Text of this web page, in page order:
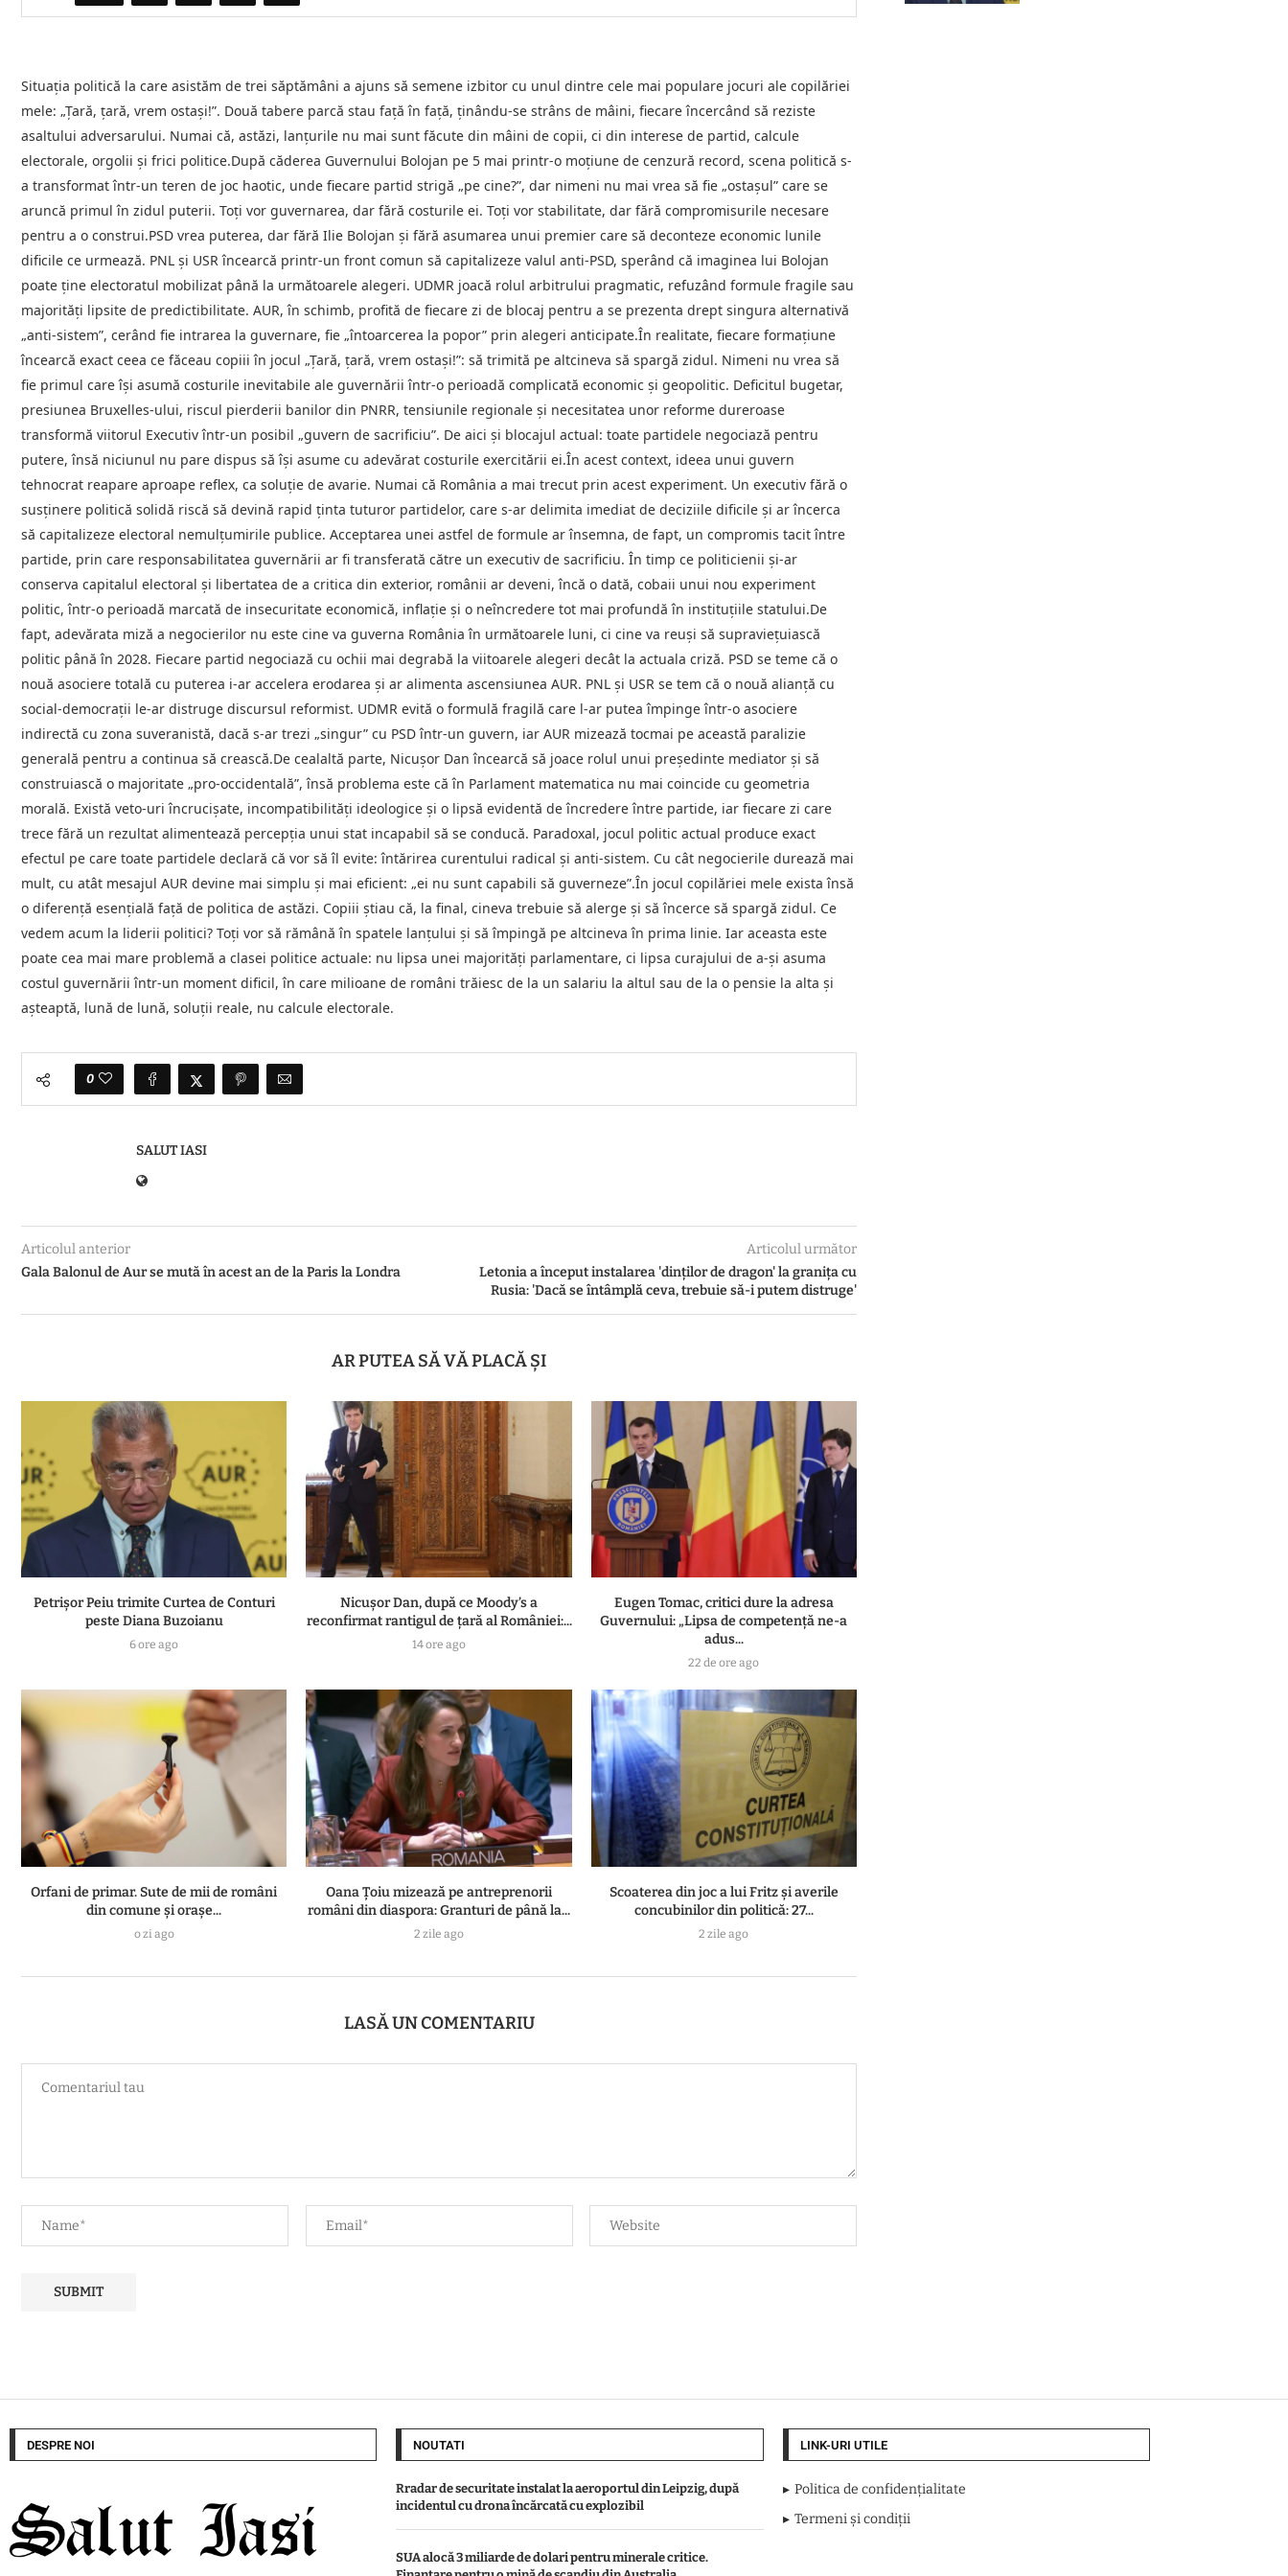
Situația politică la care asistăm de trei săptămâni a ajuns să semene izbitor cu unul dintre cele mai populare jocuri ale copilăriei
mele: „Țară, țară, vrem ostași!”. Două tabere parcă stau față în față, ținându-se strâns de mâini, fiecare încercând să reziste
asaltului adversarului. Numai că, astăzi, lanțurile nu mai sunt făcute din mâini de copii, ci din interese de partid, calcule
electorale, orgolii și frici politice.După căderea Guvernului Bolojan pe 5 mai printr-o moțiune de cenzură record, scena politică s-
a transformat într-un teren de joc haotic, unde fiecare partid strigă „pe cine?”, dar nimeni nu mai vrea să fie „ostașul” care se
aruncă primul în zidul puterii. Toți vor guvernarea, dar fără costurile ei. Toți vor stabilitate, dar fără compromisurile necesare
pentru a o construi.PSD vrea puterea, dar fără Ilie Bolojan și fără asumarea unui premier care să deconteze economic lunile
dificile ce urmează. PNL și USR încearcă printr-un front comun să capitalizeze valul anti-PSD, sperând că imaginea lui Bolojan
poate ține electoratul mobilizat până la următoarele alegeri. UDMR joacă rolul arbitrului pragmatic, refuzând formule fragile sau
majorități lipsite de predictibilitate. AUR, în schimb, profită de fiecare zi de blocaj pentru a se prezenta drept singura alternativă
„anti-sistem”, cerând fie intrarea la guvernare, fie „întoarcerea la popor” prin alegeri anticipate.În realitate, fiecare formațiune
încearcă exact ceea ce făceau copiii în jocul „Țară, țară, vrem ostași!”: să trimită pe altcineva să spargă zidul. Nimeni nu vrea să
fie primul care își asumă costurile inevitabile ale guvernării într-o perioadă complicată economic și geopolitic. Deficitul bugetar,
presiunea Bruxelles-ului, riscul pierderii banilor din PNRR, tensiunile regionale și necesitatea unor reforme dureroase
transformă viitorul Executiv într-un posibil „guvern de sacrificiu”. De aici și blocajul actual: toate partidele negociază pentru
putere, însă niciunul nu pare dispus să își asume cu adevărat costurile exercitării ei.În acest context, ideea unui guvern
tehnocrat reapare aproape reflex, ca soluție de avarie. Numai că România a mai trecut prin acest experiment. Un executiv fără o
susținere politică solidă riscă să devină rapid ținta tuturor partidelor, care s-ar delimita imediat de deciziile dificile și ar încerca
să capitalizeze electoral nemulțumirile publice. Acceptarea unei astfel de formule ar însemna, de fapt, un compromis tacit între
partide, prin care responsabilitatea guvernării ar fi transferată către un executiv de sacrificiu. În timp ce politicienii și-ar
conserva capitalul electoral și libertatea de a critica din exterior, românii ar deveni, încă o dată, cobaii unui nou experiment
politic, într-o perioadă marcată de insecuritate economică, inflație și o neîncredere tot mai profundă în instituțiile statului.De
fapt, adevărata miză a negocierilor nu este cine va guverna România în următoarele luni, ci cine va reuși să supraviețuiască
politic până în 2028. Fiecare partid negociază cu ochii mai degrabă la viitoarele alegeri decât la actuala criză. PSD se teme că o
nouă asociere totală cu puterea i-ar accelera erodarea și ar alimenta ascensiunea AUR. PNL și USR se tem că o nouă alianță cu
social-democrații le-ar distruge discursul reformist. UDMR evită o formulă fragilă care l-ar putea împinge într-o asociere
indirectă cu zona suveranistă, dacă s-ar trezi „singur” cu PSD într-un guvern, iar AUR mizează tocmai pe această paralizie
generală pentru a continua să crească.De cealaltă parte, Nicușor Dan încearcă să joace rolul unui președinte mediator și să
construiască o majoritate „pro-occidentală”, însă problema este că în Parlament matematica nu mai coincide cu geometria
morală. Există veto-uri încrucișate, incompatibilități ideologice și o lipsă evidentă de încredere între partide, iar fiecare zi care
trece fără un rezultat alimentează percepția unui stat incapabil să se conducă. Paradoxal, jocul politic actual produce exact
efectul pe care toate partidele declară că vor să îl evite: întărirea curentului radical și anti-sistem. Cu cât negocierile durează mai
mult, cu atât mesajul AUR devine mai simplu și mai eficient: „ei nu sunt capabili să guverneze”.În jocul copilăriei mele exista însă
o diferență esențială față de politica de astăzi. Copiii știau că, la final, cineva trebuie să alerge și să încerce să spargă zidul. Ce
vedem acum la liderii politici? Toți vor să rămână în spatele lanțului și să împingă pe altcineva în prima linie. Iar aceasta este
poate cea mai mare problemă a clasei politice actuale: nu lipsa unei majorități parlamentare, ci lipsa curajului de a-și asuma
costul guvernării într-un moment dificil, în care milioane de români trăiesc de la un salariu la altul sau de la o pensie la alta și
așteaptă, lună de lună, soluții reale, nu calcule electorale.
0
SALUT IASI
Articolul anterior
Gala Balonul de Aur se mută în acest an de la Paris la Londra
Articolul următor
Letonia a început instalarea 'dinților de dragon' la granița cu
Rusia: 'Dacă se întâmplă ceva, trebuie să-i putem distruge'
AR PUTEA SĂ VĂ PLACĂ ȘI
Petrișor Peiu trimite Curtea de Conturi
peste Diana Buzoianu
6 ore ago
Nicușor Dan, după ce Moody’s a
reconfirmat rantigul de țară al României:...
14 ore ago
Eugen Tomac, critici dure la adresa
Guvernului: „Lipsa de competență ne-a
adus...
22 de ore ago
Orfani de primar. Sute de mii de români
din comune și orașe...
o zi ago
Oana Țoiu mizează pe antreprenorii
români din diaspora: Granturi de până la...
2 zile ago
Scoaterea din joc a lui Fritz și averile
concubinilor din politică: 27...
2 zile ago
LASĂ UN COMENTARIU
DESPRE NOI NOUTATI
Rradar de securitate instalat la aeroportul din Leipzig, după
incidentul cu drona încărcată cu explozibil
SUA alocă 3 miliarde de dolari pentru minerale critice.
LINK-URI UTILE
Politica de confidențialitate
Termeni și condiții